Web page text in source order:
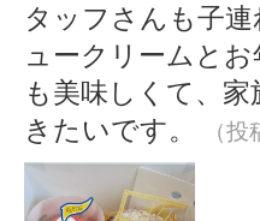
タッフさんも子
ュークリームと
も美味しくて、
きたいです。
（